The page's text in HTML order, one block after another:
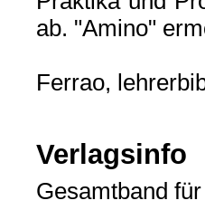
ab. "Amino"
Ferrao,
Verlagsinfo
Gesamtband